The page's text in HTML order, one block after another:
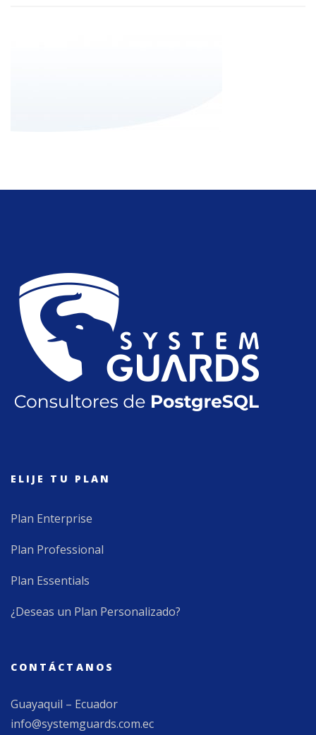
ELIJE TU PLAN
Plan Enterprise
Plan Professional
Plan Essentials
¿Deseas un Plan Personalizado?
CONTÁCTANOS
Guayaquil – Ecuador
info@systemguards.com.ec